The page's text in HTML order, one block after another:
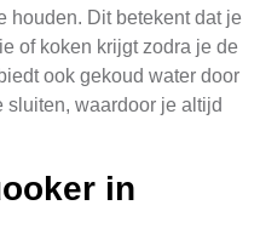
houden. Dit betekent dat je
of koken krijgt zodra je de
ook gekoud water door
waardoor je altijd
in